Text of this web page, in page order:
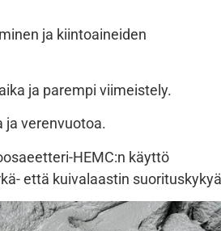
ja kiintoaineiden
ja parempi viimeistely.
ja verenvuotoa.
HEMC:n käyttö
että kuivalaastin